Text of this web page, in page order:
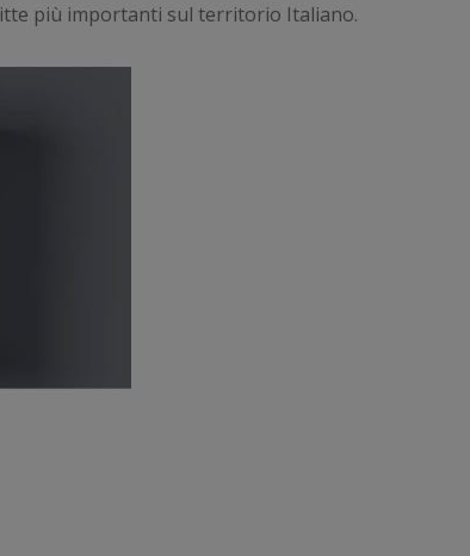
più importanti sul territorio Italiano.